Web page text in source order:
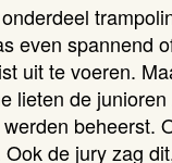
even spannend
uit te voeren.
lieten de
beheerst.
de jury zag